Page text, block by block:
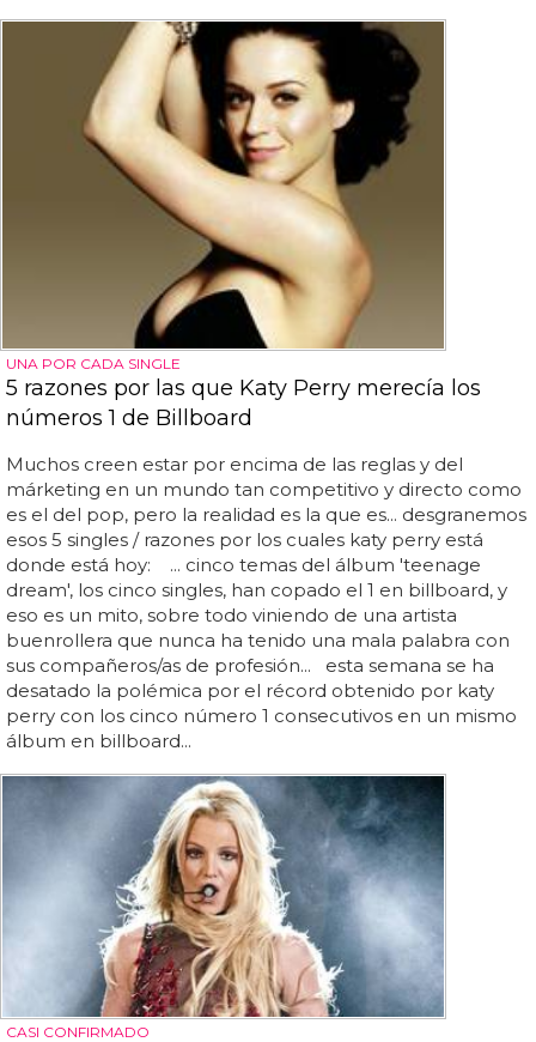
UNA POR CADA SINGLE
5 razones por las que Katy Perry merecía los
números 1 de Billboard
Muchos creen estar por encima de las reglas y del
márketing en un mundo tan competitivo y directo como
es el del pop, pero la realidad es la que es... desgranemos
esos 5 singles / razones por los cuales katy perry está
donde está hoy: ... cinco temas del álbum 'teenage
dream', los cinco singles, han copado el 1 en billboard, y
eso es un mito, sobre todo viniendo de una artista
buenrollera que nunca ha tenido una mala palabra con
sus compañeros/as de profesión... esta semana se ha
desatado la polémica por el récord obtenido por katy
perry con los cinco número 1 consecutivos en un mismo
álbum en billboard...
CASI CONFIRMADO